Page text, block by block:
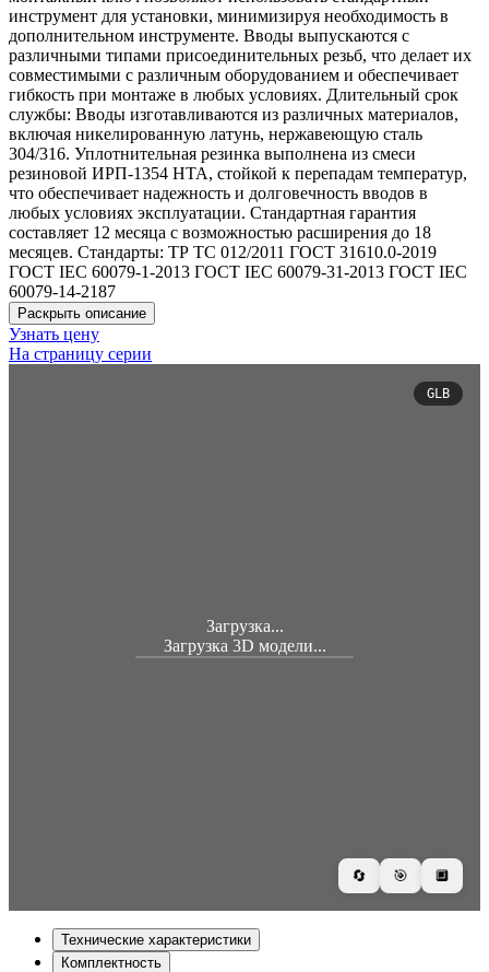
инструмент для установки, минимизируя необходимость в
дополнительном инструменте. Вводы выпускаются с
различными типами присоединительных резьб, что делает их
совместимыми с различным оборудованием и обеспечивает
гибкость при монтаже в любых условиях. Длительный срок
службы: Вводы изготавливаются из различных материалов,
включая никелированную латунь, нержавеющую сталь
304/316. Уплотнительная резинка выполнена из смеси
резиновой ИРП-1354 НТА, стойкой к перепадам температур,
что обеспечивает надежность и долговечность вводов в
любых условиях эксплуатации. Стандартная гарантия
составляет 12 месяца с возможностью расширения до 18
месяцев. Стандарты: ТР ТС 012/2011 ГОСТ 31610.0-2019
ГОСТ IEC 60079-1-2013 ГОСТ IEC 60079-31-2013 ГОСТ IEC
60079-14-2187
Раскрыть описание
Узнать цену
На страницу серии
Загрузка...
Загрузка 3D модели...
🔄 🎯 🔲
GLB
Технические характеристики
Комплектность